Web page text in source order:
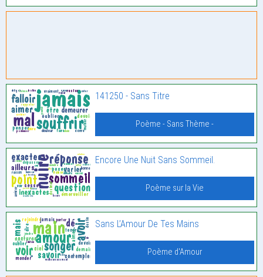
141250 - Sans Titre
Poème - Sans Thème -
Encore Une Nuit Sans Sommeil.
Poème sur la Vie
Sans L’Amour De Tes Mains
Poème d'Amour